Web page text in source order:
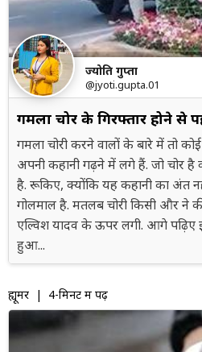
ज्योति गुप्ता
@jyoti.gupta.01
गमला चोर के गिरफ्तार होने से
गमला चोरी करने वालों के बारे में तो
अपनी कहानी गढ़ने में लगे हैं. जो चोर है
है. रूकिए, क्योंकि यह कहानी का अंत
गोलमाल है. मतलब चोरी किसी और ने
एल्विश यादव के ऊपर लगी. आगे पढ़िए
हुआ...
ह्यूमर | 4-मिनट में पढ़ें